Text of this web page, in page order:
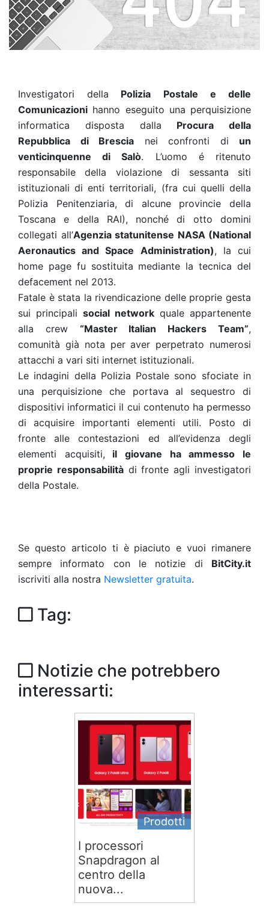
Investigatori della Polizia Postale e delle
Comunicazioni hanno eseguito una perquisizione
informatica disposta dalla Procura della
Repubblica di Brescia nei confronti di un
venticinquenne di Salò. L’uomo é ritenuto
responsabile della violazione di sessanta siti
istituzionali di enti territoriali, (fra cui quelli della
Polizia Penitenziaria, di alcune provincie della
Toscana e della RAI), nonché di otto domini
collegati all’Agenzia statunitense NASA (National
Aeronautics and Space Administration), la cui
home page fu sostituita mediante la tecnica del
defacement nel 2013.
Fatale è stata la rivendicazione delle proprie gesta
sui principali social network quale appartenente
alla crew “Master Italian Hackers Team”,
comunità già nota per aver perpetrato numerosi
attacchi a vari siti internet istituzionali.
Le indagini della Polizia Postale sono sfociate in
una perquisizione che portava al sequestro di
dispositivi informatici il cui contenuto ha permesso
di acquisire importanti elementi utili. Posto di
fronte alle contestazioni ed all’evidenza degli
elementi acquisiti, il giovane ha ammesso le
proprie responsabilitàdi fronte agli investigatori
della Postale.
Se questo articolo ti è piaciuto e vuoi rimanere
sempre informato con le notizie di BitCity.it
iscriviti alla nostra Newsletter gratuita.
Tag:
Notizie che potrebbero
interessarti:
Prodotti
I processori
Snapdragon al
centro della
nuova...